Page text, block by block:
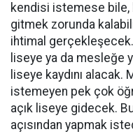
kendisi istemese
gitmek zorunda
ihtimal
liseye ya da mesleğe
liseye kaydını
istemeyen pek çok
açık liseye gidecek.
açısından yapmak